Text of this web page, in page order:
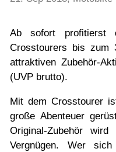
Service
Über uns
Karriere bei
Probefahrt
Ab sofort profitierst
Crosstourers bis zum
attraktiven Zubehör-
(UVP brutto).
Mit dem Crosstourer
große Abenteuer
Original-Zubehör
Vergnügen. Wer